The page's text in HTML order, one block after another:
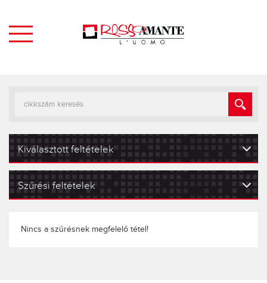
Kiválasztott feltételek
Szűrési feltételek
Nincs a szűrésnek megfelelő tétel!